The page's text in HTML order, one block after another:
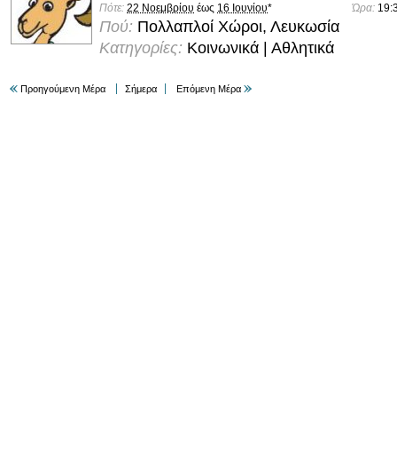
Πότε: 22 Νοεμβρίου έως 16 Ιουνίου* Ώρα:
Πού: Πολλαπλοί Χώροι, Λευκωσία
Κατηγορίες: Κοινωνικά | Αθλητικά
Προηγούμενη Μέρα Σήμερα Επόμενη Μέρα